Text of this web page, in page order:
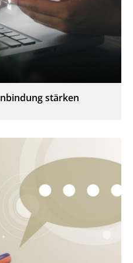
stärken